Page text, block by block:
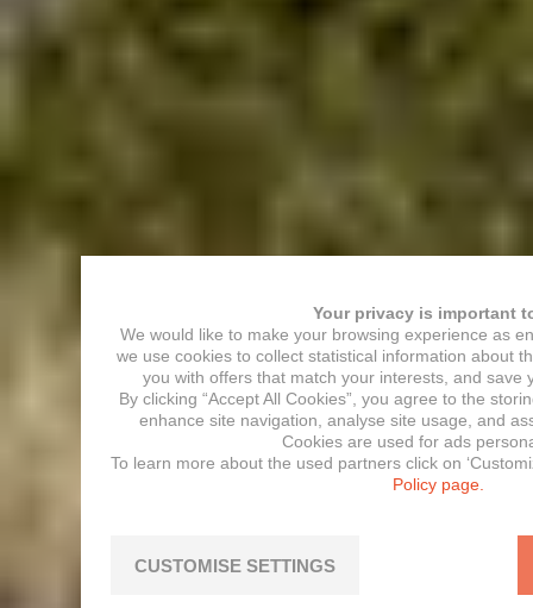
Your privacy is important
We would like to make your browsing experience as
we use cookies to collect statistical information about
you with offers that match your interests, and save
By clicking “Accept All Cookies”, you agree to the
enhance site navigation, analyse site usage, and
Cookies are used for ads
To learn more about the used partners click on
Policy page.
CUSTOMISE SETTINGS